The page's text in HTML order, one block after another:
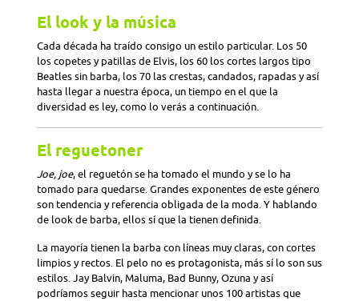
El look y la música
Cada década ha traído consigo un estilo particular. Los 50
los copetes y patillas de Elvis, los 60 los cortes largos tipo
Beatles sin barba, los 70 las crestas, candados, rapadas y así
hasta llegar a nuestra época, un tiempo en el que la
diversidad es ley, como lo verás a continuación.
El reguetoner
Joe, joe, el reguetón se ha tomado el mundo y se lo ha
tomado para quedarse. Grandes exponentes de este género
son tendencia y referencia obligada de la moda. Y hablando
de look de barba, ellos sí que la tienen definida.
La mayoría tienen la barba con líneas muy claras, con cortes
limpios y rectos. El pelo no es protagonista, más sí lo son sus
estilos. Jay Balvin, Maluma, Bad Bunny, Ozuna y así
podríamos seguir hasta mencionar unos 100 artistas que